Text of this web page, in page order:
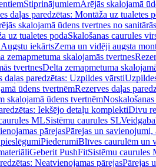
StiprinājumiemĀrējās skalojamā
daļas paredzētas: Montāža uz tualetes
skalojamā ūdens tvertnes no
uz tualetes podaSkalošanas caurules
Augstu iekārtsZema un vidēji augsta
zemapmetuma skalojamās tvertnes
tvertnesDelta zemapmetuma
daļas paredzētas: Uzpildes vārsti
ūdens tvertnēmRezerves daļas
skalojamā ūdens tvertnēm
Iekšējo detaļu komplektiDivu
MLSistēmu caurules SL
pārejasPārejas un
PiederumiBlīves caurulēm un
Geberit PushFitSistēmu caurules
Neatvienojamas pārejasPārejas